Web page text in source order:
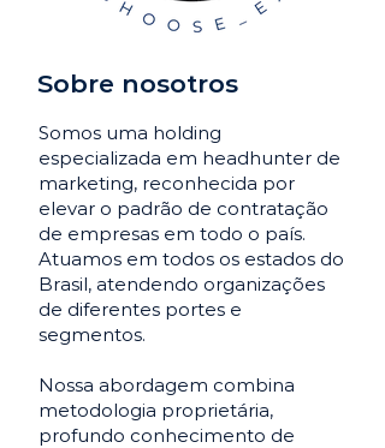
Sobre nosotros
Somos uma holding
especializada em headhunter de
marketing, reconhecida por
elevar o padrão de contratação
de empresas em todo o país.
Atuamos em todos os estados do
Brasil, atendendo organizações
de diferentes portes e
segmentos.
Nossa abordagem combina
metodologia proprietária,
profundo conhecimento de